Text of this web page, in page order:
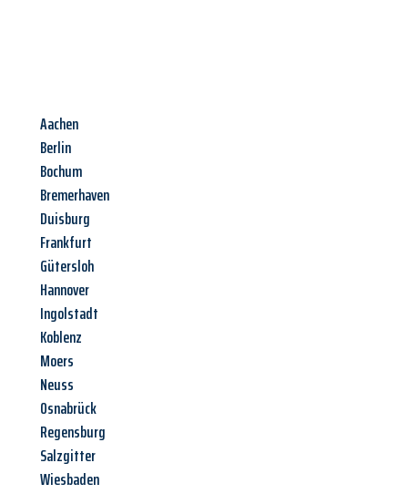
Aachen
Berlin
Bochum
Bremerhaven
Duisburg
Frankfurt
Gütersloh
Hannover
Ingolstadt
Koblenz
Moers
Neuss
Osnabrück
Regensburg
Salzgitter
Wiesbaden